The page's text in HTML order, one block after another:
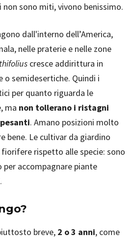
non sono miti, vivono benissimo.
dall'interno dell’America,
nelle praterie e nelle zone
cresce addirittura in
o semidesertiche. Quindi i
per quanto riguarda le
ma non tollerano i ristagni
. Amano posizioni molto
bene. Le cultivar da giardino
rispetto alle specie: sono
accompagnare piante
breve, 2 o 3 anni, come